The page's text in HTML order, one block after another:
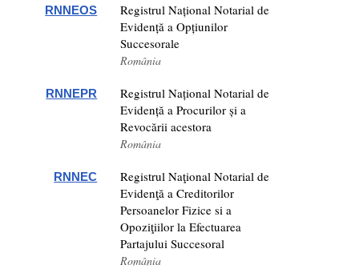
RNNEOS
Registrul Național Notarial de
Evidență a Opțiunilor
Succesorale
România
RNNEPR
Registrul Național Notarial de
Evidență a Procurilor și a
Revocării acestora
România
RNNEC
Registrul Naţional Notarial de
Evidenţă a Creditorilor
Persoanelor Fizice si a
Opoziţiilor la Efectuarea
Partajului Succesoral
România